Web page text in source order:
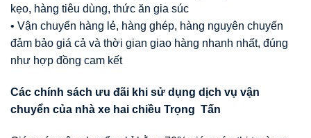
kẹo, hàng tiêu dùng, thức ăn gia súc
• Vận chuyển hàng lẻ, hàng ghép, hàng nguyên chuyến
đảm bảo giá cả và thời gian giao hàng nhanh nhất, đúng
như hợp đồng cam kết
Các chính sách ưu đãi khi sử d ụng d ịch vụ vận
chuyển của nhà xe hai chiều Trọng Tấn